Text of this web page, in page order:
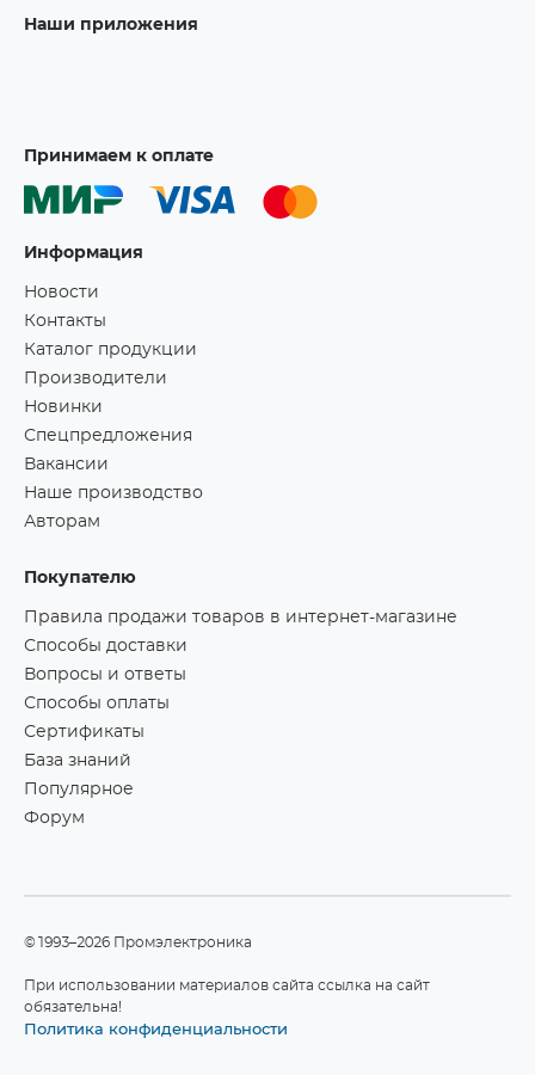
Наши приложения
Принимаем к оплате
Информация
Новости
Контакты
Каталог продукции
Производители
Новинки
Спецпредложения
Вакансии
Наше производство
Авторам
Покупателю
Правила продажи товаров в интернет-магазине
Способы доставки
Вопросы и ответы
Способы оплаты
Сертификаты
База знаний
Популярное
Форум
©1993–2026 Промэлектроника
При использовании материалов сайта ссылка на сайт
обязательна!
Политика конфиденциальности